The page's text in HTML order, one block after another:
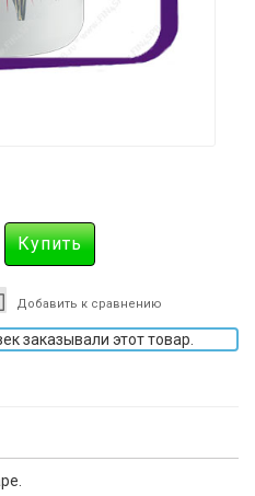
Добавить к сравнению
заказывали этот товар.